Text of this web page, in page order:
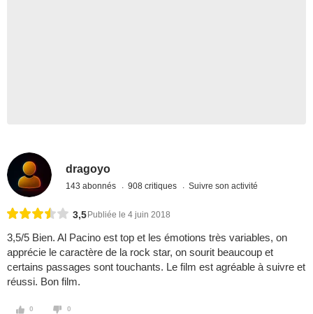
dragoyo
143 abonnés 908 critiques Suivre son activité
3,5 Publiée le 4 juin 2018
3,5/5 Bien. Al Pacino est top et les émotions très variables, on
apprécie le caractère de la rock star, on sourit beaucoup et
certains passages sont touchants. Le film est agréable à suivre et
réussi. Bon film.
0 0